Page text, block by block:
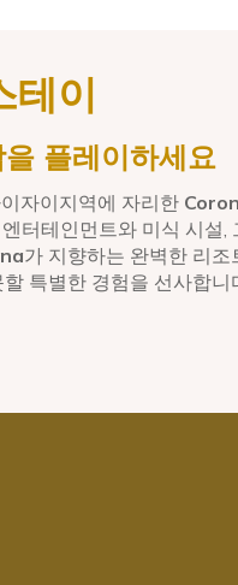
테이
플레이하세요
자이지역에 자리한
터테인먼트와 미식 시설,
가 지향하는 완벽한 리
특별한 경험을 선사합니